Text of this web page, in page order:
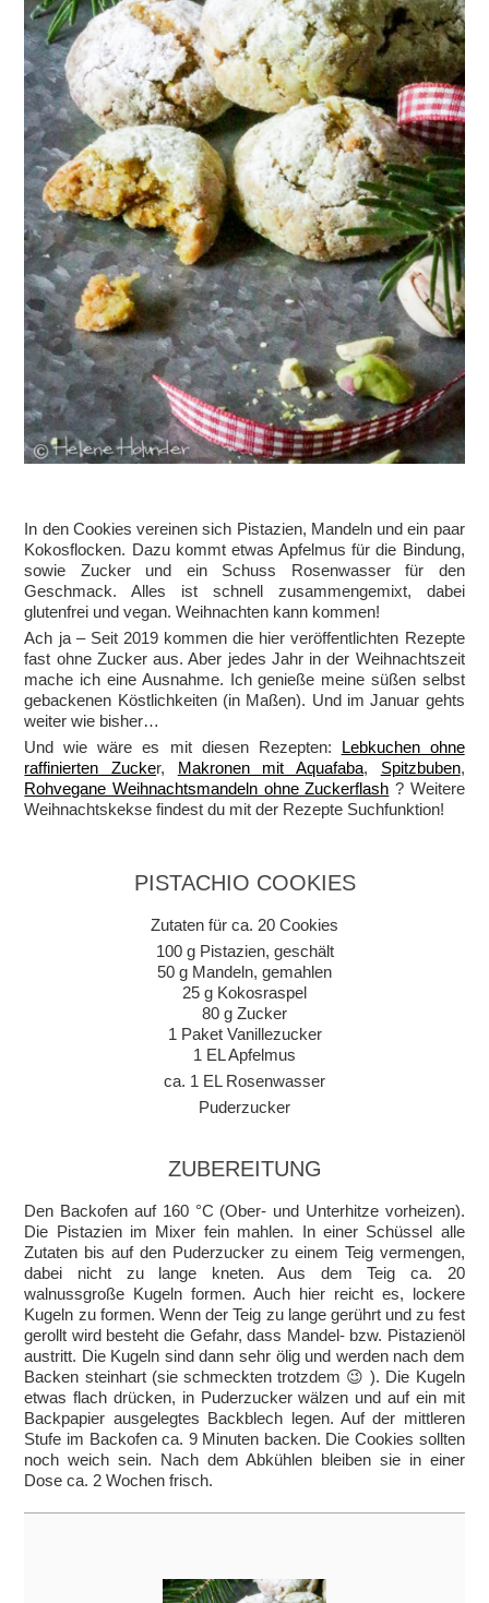
In den Cookies vereinen sich Pistazien, Mandeln und ein paar
Kokosflocken. Dazu kommt etwas Apfelmus für die Bindung,
sowie Zucker und ein Schuss Rosenwasser für den
Geschmack. Alles ist schnell zusammengemixt, dabei
glutenfrei und vegan. Weihnachten kann kommen!
Ach ja – Seit 2019 kommen die hier veröffentlichten Rezepte
fast ohne Zucker aus. Aber jedes Jahr in der Weihnachtszeit
mache ich eine Ausnahme. Ich genieße meine süßen selbst
gebackenen Köstlichkeiten (in Maßen). Und im Januar gehts
weiter wie bisher…
Und wie wäre es mit diesen Rezepten: Lebkuchen ohne
raffinierten Zucker, Makronen mit Aquafaba, Spitzbuben,
Rohvegane Weihnachtsmandeln ohne Zuckerflash ? Weitere
Weihnachtskekse findest du mit der Rezepte Suchfunktion!
PISTACHIO COOKIES
Zutaten für ca. 20 Cookies
100 g Pistazien, geschält
50 g Mandeln, gemahlen
25 g Kokosraspel
80 g Zucker
1 Paket Vanillezucker
1 EL Apfelmus
ca. 1 EL Rosenwasser
Puderzucker
ZUBEREITUNG
Den Backofen auf 160 °C (Ober- und Unterhitze vorheizen).
Die Pistazien im Mixer fein mahlen. In einer Schüssel alle
Zutaten bis auf den Puderzucker zu einem Teig vermengen,
dabei nicht zu lange kneten. Aus dem Teig ca. 20
walnussgroße Kugeln formen. Auch hier reicht es, lockere
Kugeln zu formen. Wenn der Teig zu lange gerührt und zu fest
gerollt wird besteht die Gefahr, dass Mandel- bzw. Pistazienöl
austritt. Die Kugeln sind dann sehr ölig und werden nach dem
Backen steinhart (sie schmeckten trotzdem 😉 ). Die Kugeln
etwas flach drücken, in Puderzucker wälzen und auf ein mit
Backpapier ausgelegtes Backblech legen. Auf der mittleren
Stufe im Backofen ca. 9 Minuten backen. Die Cookies sollten
noch weich sein. Nach dem Abkühlen bleiben sie in einer
Dose ca. 2 Wochen frisch.